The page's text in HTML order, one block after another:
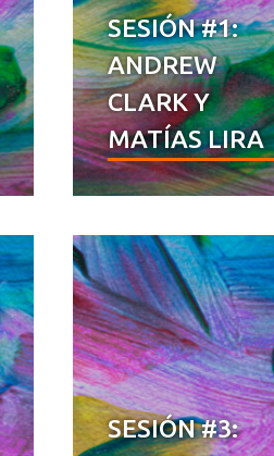
SESIÓN #1:
ANDREW
CLARK Y
MATÍAS LIRA
SESIÓN #3: